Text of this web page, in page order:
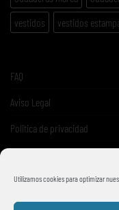
Utilizamos cookies para optimizar
vestidos
vestidos
FAQ
Aviso Legal
Politica de privacidad